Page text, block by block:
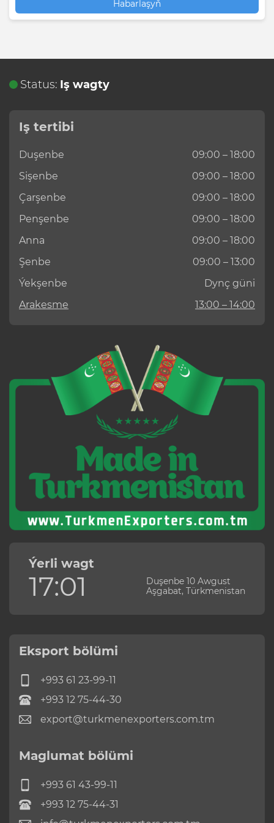
Habarlaşyň
Status: Iş wagty
Iş tertibi
Duşenbe
09:00 – 18:00
Sişenbe
09:00 – 18:00
Çarşenbe
09:00 – 18:00
Penşenbe
09:00 – 18:00
Anna
09:00 – 18:00
Şenbe
09:00 – 13:00
Ýekşenbe
Dynç güni
Arakesme
13:00 – 14:00
Ýerli wagt
17:01
Duşenbe 10 Awgust
Aşgabat, Türkmenistan
Eksport bölümi
+993 61 23-99-11
+993 12 75-44-30
export@turkmenexporters.com.tm
Maglumat bölümi
+993 61 43-99-11
+993 12 75-44-31